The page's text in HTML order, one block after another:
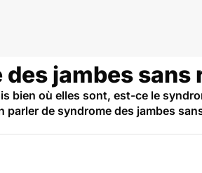
jambes sans
bien où elles sont, est-ce le
de syndrome des jambes